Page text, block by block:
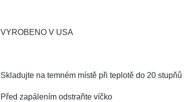
VYROBENO V USA
Skladujte na temném místě při teplotě do 20 stupňů
Před zapálením odstraňte víčko